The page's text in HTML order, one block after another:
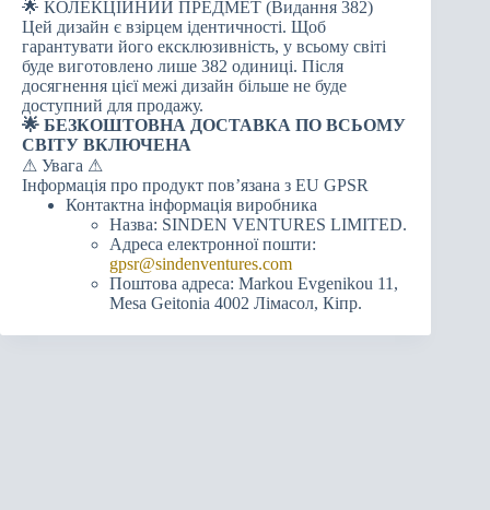
🌟 КОЛЕКЦІЙНИЙ ПРЕДМЕТ (Видання 382)
Цей дизайн є взірцем ідентичності. Щоб
гарантувати його ексклюзивність, у всьому світі
буде виготовлено лише 382 одиниці. Після
досягнення цієї межі дизайн більше не буде
доступний для продажу.
🌟 БЕЗКОШТОВНА ДОСТАВКА ПО ВСЬОМУ
СВІТУ ВКЛЮЧЕНА
⚠ Увага ⚠
Інформація про продукт пов’язана з EU GPSR
Контактна інформація виробника
Назва: SINDEN VENTURES LIMITED.
Адреса електронної пошти:
gpsr@sindenventures.com
Поштова адреса: Markou Evgenikou 11,
Mesa Geitonia 4002 Лімасол, Кіпр.